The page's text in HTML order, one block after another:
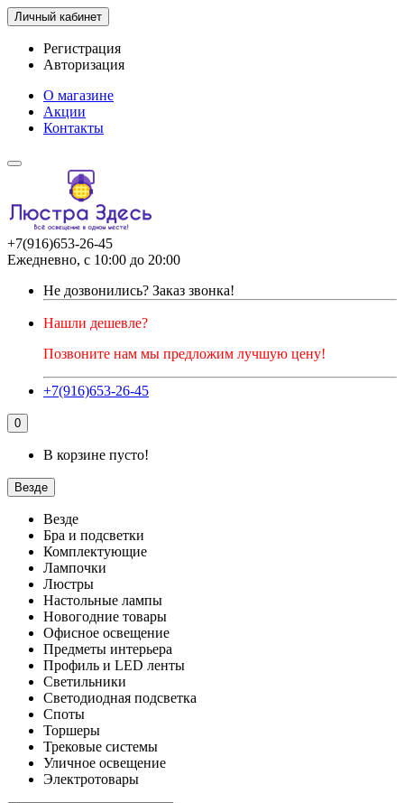
Личный кабинет
Регистрация
Авторизация
О магазине
Акции
Контакты
+7(916)653-26-45
Ежедневно, с 10:00 до 20:00
Не дозвонились? Заказ звонка!
Нашли дешевле?
Позвоните нам мы предложим лучшую цену!
+7(916)653-26-45
0
В корзине пусто!
Везде
Везде
Бра и подсветки
Комплектующие
Лампочки
Люстры
Настольные лампы
Новогодние товары
Офисное освещение
Предметы интерьера
Профиль и LED ленты
Светильники
Светодиодная подсветка
Споты
Торшеры
Трековые системы
Уличное освещение
Электротовары